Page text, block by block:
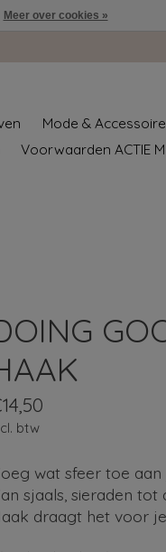
Mode &
Voorwaarden ACTIE
btw
wat sfeer toe
sjaals, sieraden tot
draagt het voor
Meer over cookies »